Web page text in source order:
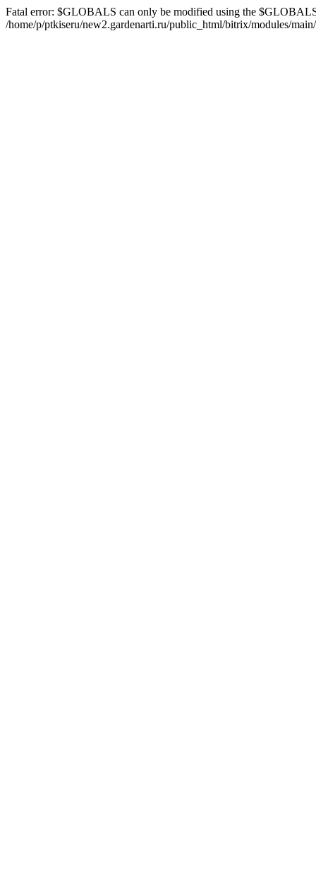
Fatal error: $GLOBALS can only be modified using the
/home/p/ptkiseru/new2.gardenarti.ru/public_html/bitrix/modules/